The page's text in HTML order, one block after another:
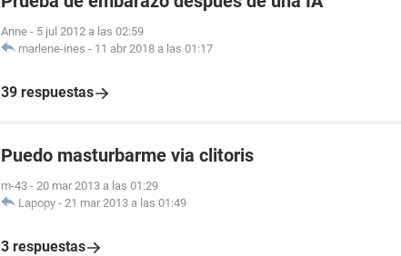
Anne - 5 jul 2012 a las 02:59
marlene-ines - 11 abr 2018 a las 01:17
39 respuestas
Puedo masturbarme via clitoris
m-43 - 20 mar 2013 a las 01:29
Lapopy - 21 mar 2013 a las 01:49
3 respuestas